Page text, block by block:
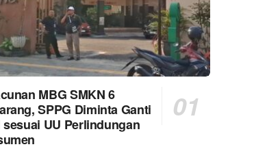
MBG SMKN 6
SPPG Diminta Ganti
sesuai UU Perlindungan